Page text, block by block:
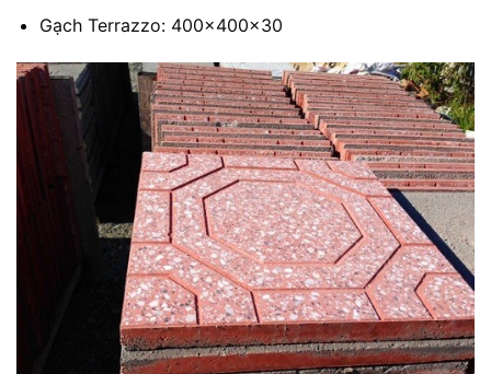
Gạch Terrazzo: 400x400x30